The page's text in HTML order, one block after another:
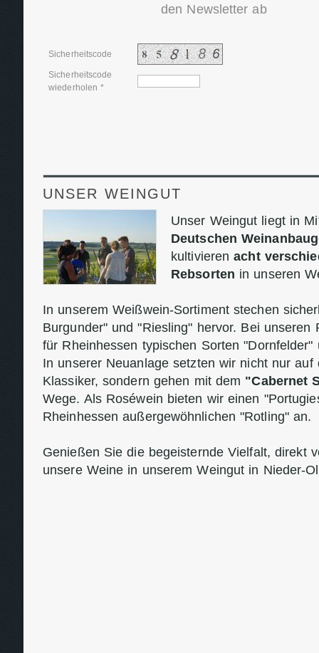
den Newsletter ab
Sicherheitscode
Sicherheitscode
wiederholen *
UNSER WEINGUT
Unser Weingut liegt in
Deutschen
kultivierenacht
Rebsorten in unseren
In unserem Weißwein-Sortiment stechen
Burgunder" und "Riesling" hervor. Bei unseren
für Rheinhessen typischen Sorten "Dornfelder"
In unserer Neuanlage setzten wir nicht nur auf
Klassiker, sondern gehen mit dem "Cabernet
Wege. Als Roséwein bieten wir einen
Rheinhessen außergewöhnlichen "Rotling" an.
Genießen Sie die begeisternde Vielfalt, direkt
unsere Weine in unserem Weingut in Nieder-